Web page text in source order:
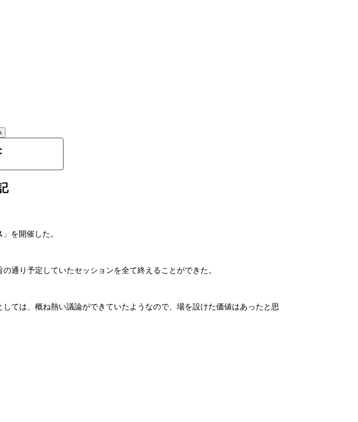
」を開催した。
通り予定していたセッションを全て終えることができた。
ては、概ね熱い議論ができていたようなので、場を設けた価値はあったと思